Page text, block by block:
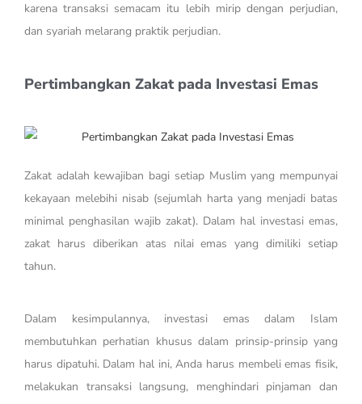
karena transaksi semacam itu lebih mirip dengan perjudian,
dan syariah melarang praktik perjudian.
Pertimbangkan Zakat pada Investasi Emas
Zakat adalah kewajiban bagi setiap Muslim yang mempunyai
kekayaan melebihi nisab (sejumlah harta yang menjadi batas
minimal penghasilan wajib zakat). Dalam hal investasi emas,
zakat harus diberikan atas nilai emas yang dimiliki setiap
tahun.
Dalam kesimpulannya, investasi emas dalam Islam
membutuhkan perhatian khusus dalam prinsip-prinsip yang
harus dipatuhi. Dalam hal ini, Anda harus membeli emas fisik,
melakukan transaksi langsung, menghindari pinjaman dan